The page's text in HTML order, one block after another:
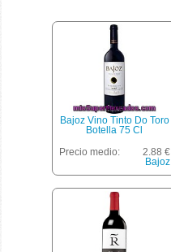
Bajoz Vino Tinto Do Toro
Botella 75 Cl
Precio medio:
2.88 €
Bajoz